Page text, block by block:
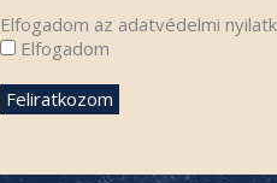
Elfogadom az adatvédelmi
Elfogadom